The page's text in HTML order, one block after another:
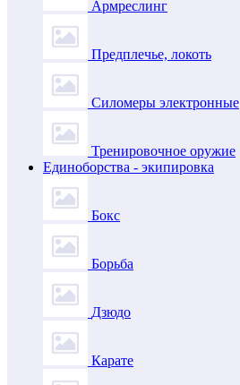
Армреслинг
Предплечье, локоть
Силомеры электронные
Тренировочное оружие
Единоборства - экипировка
Бокс
Борьба
Дзюдо
Карате